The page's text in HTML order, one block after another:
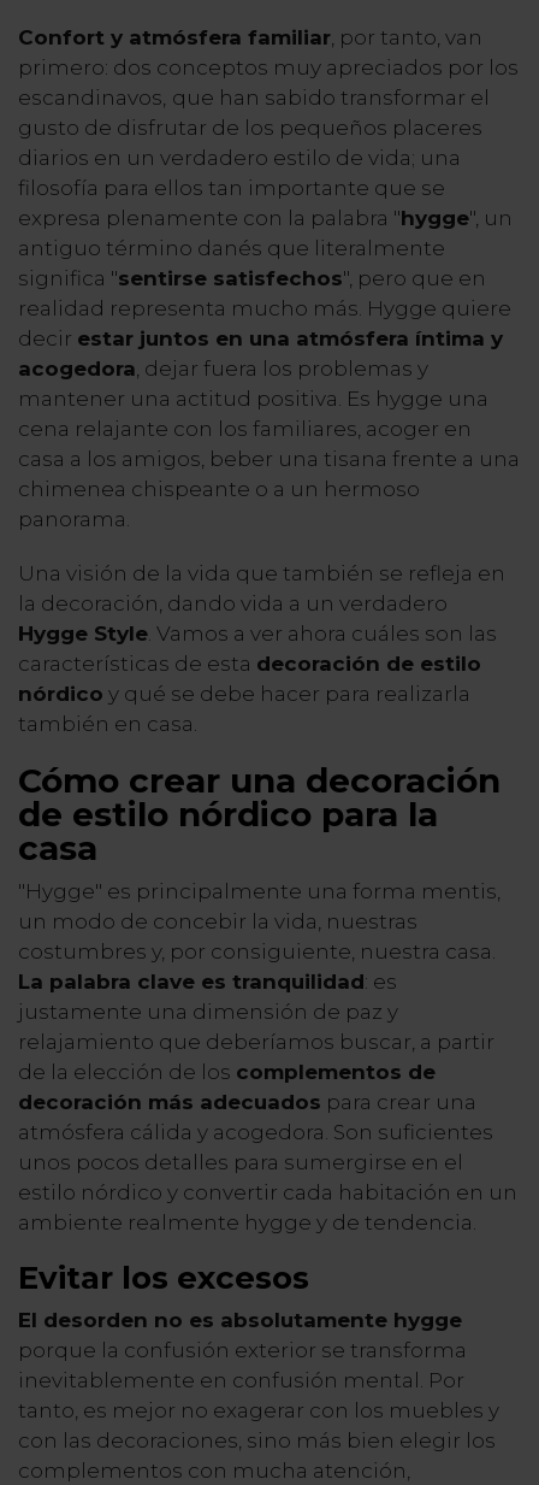
Confort y atmósfera familiar, por tanto, van
primero: dos conceptos muy apreciados por los
escandinavos, que han sabido transformar el
gusto de disfrutar de los pequeños placeres
diarios en un verdadero estilo de vida; una
filosofía para ellos tan importante que se
expresa plenamente con la palabra "hygge", un
antiguo término danés que literalmente
significa "sentirse satisfechos", pero que en
realidad representa mucho más. Hygge quiere
decir estar juntos en una atmósfera íntima y
acogedora, dejar fuera los problemas y
mantener una actitud positiva. Es hygge una
cena relajante con los familiares, acoger en
casa a los amigos, beber una tisana frente a una
chimenea chispeante o a un hermoso
panorama.
Una visión de la vida que también se refleja en
la decoración, dando vida a un verdadero
Hygge Style. Vamos a ver ahora cuáles son las
características de esta decoración de estilo
nórdico y qué se debe hacer para realizarla
también en casa.
Cómo crear una decoración
de estilo nórdico para la
casa
"Hygge" es principalmente una forma mentis,
un modo de concebir la vida, nuestras
costumbres y, por consiguiente, nuestra casa.
La palabra clave es tranquilidad: es
justamente una dimensión de paz y
relajamiento que deberíamos buscar, a partir
de la elección de los complementos de
decoración más adecuados para crear una
atmósfera cálida y acogedora. Son suficientes
unos pocos detalles para sumergirse en el
estilo nórdico y convertir cada habitación en un
ambiente realmente hygge y de tendencia.
Evitar los excesos
El desorden no es absolutamente hygge
porque la confusión exterior se transforma
inevitablemente en confusión mental. Por
tanto, es mejor no exagerar con los muebles y
con las decoraciones, sino más bien elegir los
complementos con mucha atención,